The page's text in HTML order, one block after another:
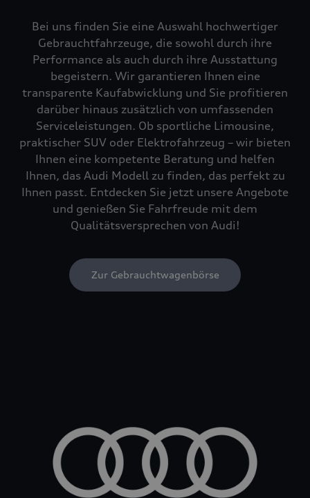
Bei uns finden Sie eine Auswahl hochwertiger
Gebrauchtfahrzeuge, die sowohl durch ihre
Performance als auch durch ihre Ausstattung
begeistern. Wir garantieren Ihnen eine
transparente Kaufabwicklung und Sie profitieren
darüber hinaus zusätzlich von umfassenden
Serviceleistungen. Ob sportliche Limousine,
praktischer SUV oder Elektrofahrzeug – wir bieten
Ihnen eine kompetente Beratung und helfen
Ihnen, das Audi Modell zu finden, das perfekt zu
Ihnen passt. Entdecken Sie jetzt unsere Angebote
und genießen Sie Fahrfreude mit dem
Qualitätsversprechen von Audi!
Zur Gebrauchtwagenbörse